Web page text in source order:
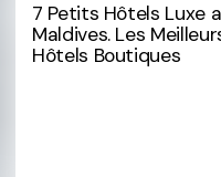
7 Petits Hôtels Luxe
Maldives. Les
Hôtels Boutiques